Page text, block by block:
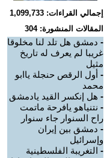
إجمالي القراءات: 1,099,733
المقالات المنشورة: 304
- دمشق هل تلد لنا مخلوقا
غريبا لم يعرف له تاريخ
مثيل
- أول الرقص حنجلة ياابو
محمد
- هل إنكسر القيد يادمشق
- نتنياهو يافرحة ماتمت
راح السنوار جاء سنوار
- دمشق بين إيران
وإسرائيل
- التغريبة الفلسطينية